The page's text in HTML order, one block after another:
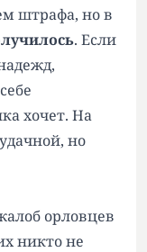
штрафа, но в
. Если
хочет. На
но
орловцев
никто не